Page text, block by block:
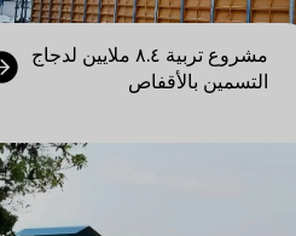
مشروع تربية ٨.٤ ملايين لدجاج
التسمين بالأقفاص